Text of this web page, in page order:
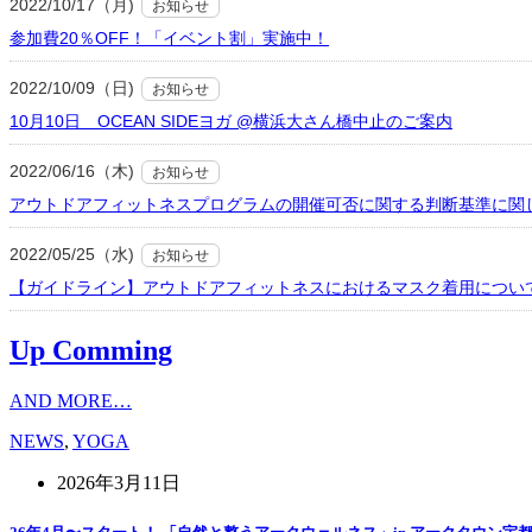
2022/10/17（月) お知らせ
参加費20％OFF！「イベント割」実施中！
2022/10/09（日) お知らせ
10月10日 OCEAN SIDEヨガ @横浜大さん橋中止のご案内
2022/06/16（木) お知らせ
アウトドアフィットネスプログラムの開催可否に関する判断基準に関
2022/05/25（水) お知らせ
【ガイドライン】アウトドアフィットネスにおけるマスク着用につい
Up Comming
AND MORE…
NEWS, YOGA
2026年3月11日